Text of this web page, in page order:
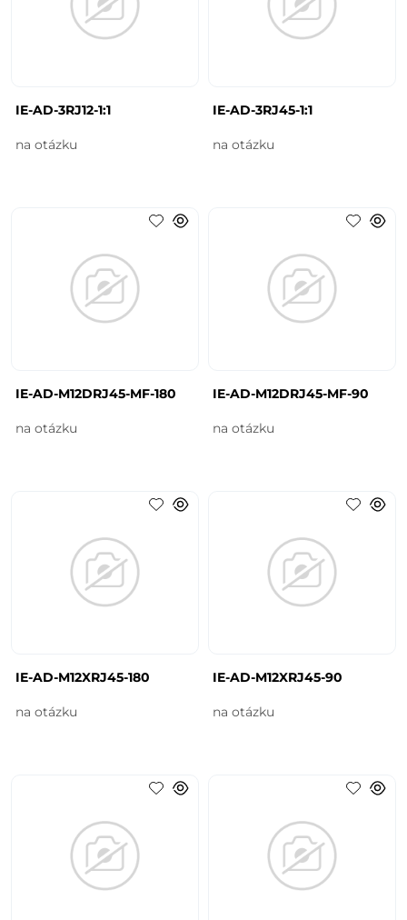
IE-AD-3RJ12-1:1
na otázku
IE-AD-3RJ45-1:1
na otázku
IE-AD-M12DRJ45-MF-180
na otázku
IE-AD-M12DRJ45-MF-90
na otázku
IE-AD-M12XRJ45-180
na otázku
IE-AD-M12XRJ45-90
na otázku